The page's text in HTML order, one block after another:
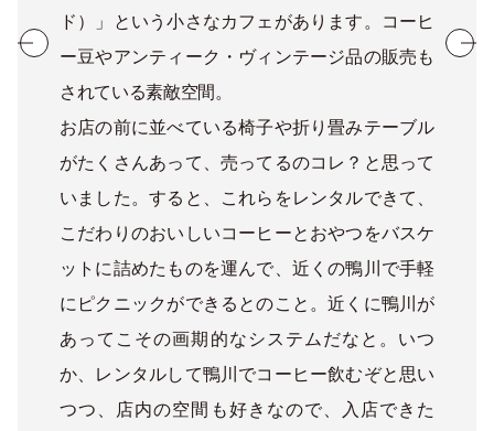
ド）」という小さなカフェがあります。コーヒ
ー豆やアンティーク・ヴィンテージ品の販売も
されている素敵空間。
お店の前に並べている椅子や折り畳みテーブル
がたくさんあって、売ってるのコレ？と思って
いました。すると、これらをレンタルできて、
こだわりのおいしいコーヒーとおやつをバスケ
ットに詰めたものを運んで、近くの鴨川で手軽
にピクニックができるとのこと。近くに鴨川が
あってこその画期的なシステムだなと。いつ
か、レンタルして鴨川でコーヒー飲むぞと思い
つつ、店内の空間も好きなので、入店できた